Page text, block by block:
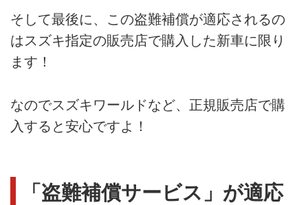
そして最後に、この盗難補償が適応されるの
はスズキ指定の販売店で購入した新車に限り
ます！
なのでスズキワールドなど、正規販売店で購
入すると安心ですよ！
「盗難補償サービス」が適応